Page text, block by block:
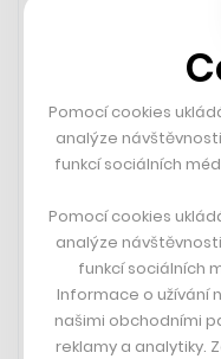
V noci tvoří
Zajímá mě
Pomocí cookies
analýze
funkcí sociálních
Pomocí cookies
analýze
funkcí sociálních
Informace o užívání
našimi obchodními
reklamy a analytiky.